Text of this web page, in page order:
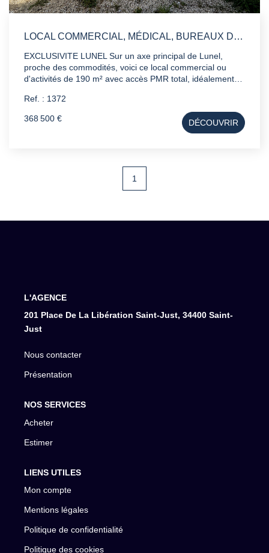
LOCAL COMMERCIAL, MÉDICAL, BUREAUX DE 190M²
EXCLUSIVITE LUNEL Sur un axe principal de Lunel,
proche des commodités, voici ce local commercial ou
d'activités de 190 m² avec accès PMR total, idéalement
visibilité mais aussi d'un extérieur de plus de 210 m²avec
piscine. Vous souhaitez installer votre centre de
kinésithérapie, pole médical, cabinet dentaire ou même
bureau n'hésitez plus, contactez Mikael votre Conseiller
Montpellier - Entre Montpellier et Nîmes - Local
Rentabilité - Bureaux -Commerce -Boutique -Centre ville
Ref. : 1372
368 500 € DÉCOUVRIR
1
L'AGENCE
201 Place De La Libération Saint-Just, 34400 Saint-
Just
Nous contacter
Présentation
NOS SERVICES
Acheter
Estimer
LIENS UTILES
Mon compte
Mentions légales
Politique de confidentialité
Politique des cookies